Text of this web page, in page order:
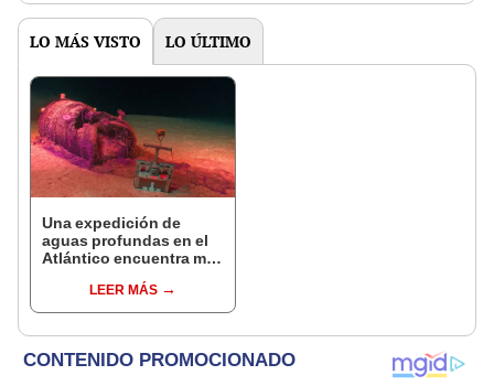
LO MÁS VISTO LO ÚLTIMO
Una expedición de
aguas profundas en el
Atlántico encuentra más
residuos radiactivos
con fugas
LEER MÁS